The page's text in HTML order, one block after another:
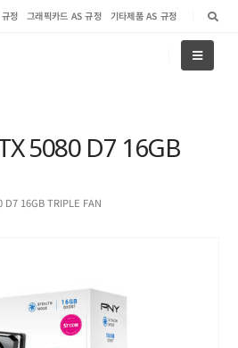
정 그래픽카드 AS 규정 기타제품 AS 규정
5080 D7 16GB
D7 16GB TRIPLE FAN